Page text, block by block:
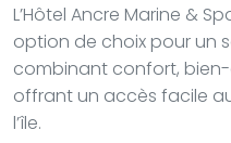
L’Hôtel Ancre Marine &
option de choix pour un
combinant confort,
offrant un accès facile
l’île.